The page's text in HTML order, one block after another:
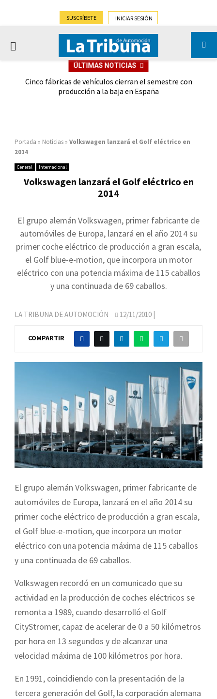
SUSCRÍBETE INICIAR SESIÓN
PRIMARY
ÚLTIMAS NOTICIAS
Cinco fábricas de vehículos cierran el semestre con
producción a la baja en España
Portada » Noticias » Volkswagen lanzará el Golf eléctrico en
2014
General Internacional
Volkswagen lanzará el Golf eléctrico en
2014
El grupo alemán Volkswagen, primer fabricante de
automóviles de Europa, lanzará en el año 2014 su
primer coche eléctrico de producción a gran escala,
el Golf blue-e-motion, que incorpora un motor
eléctrico con una potencia máxima de 115 caballos
y una continuada de 69 caballos.
LA TRIBUNA DE AUTOMOCIÓN 12/11/2010 |
COMPARTIR
El grupo alemán Volkswagen, primer fabricante de
automóviles de Europa, lanzará en el año 2014 su
primer coche eléctrico de producción a gran escala,
el Golf blue-e-motion, que incorpora un motor
eléctrico con una potencia máxima de 115 caballos
y una continuada de 69 caballos.
Volkswagen recordó en un comunicado que su
actividad en la producción de coches eléctricos se
remonta a 1989, cuando desarrolló el Golf
CityStromer, capaz de acelerar de 0 a 50 kilómetros
por hora en 13 segundos y de alcanzar una
velocidad máxima de 100 kilómetros por hora.
En 1991, coincidiendo con la presentación de la
tercera generación del Golf, la corporación alemana